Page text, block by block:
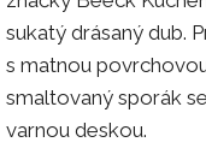
sukatý drásaný dub.
s matnou
smaltovaný sporák
varnou deskou.